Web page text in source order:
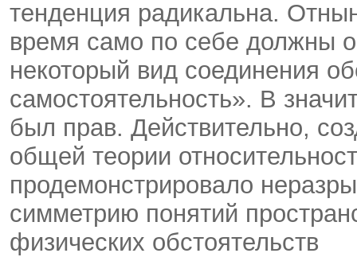
тенденция радикальна.
время само по себе должны
некоторый вид соединения
самостоятельность». В
был прав. Действительно,
общей теории
продемонстрировало
симметрию понятий
физических обстоятельств